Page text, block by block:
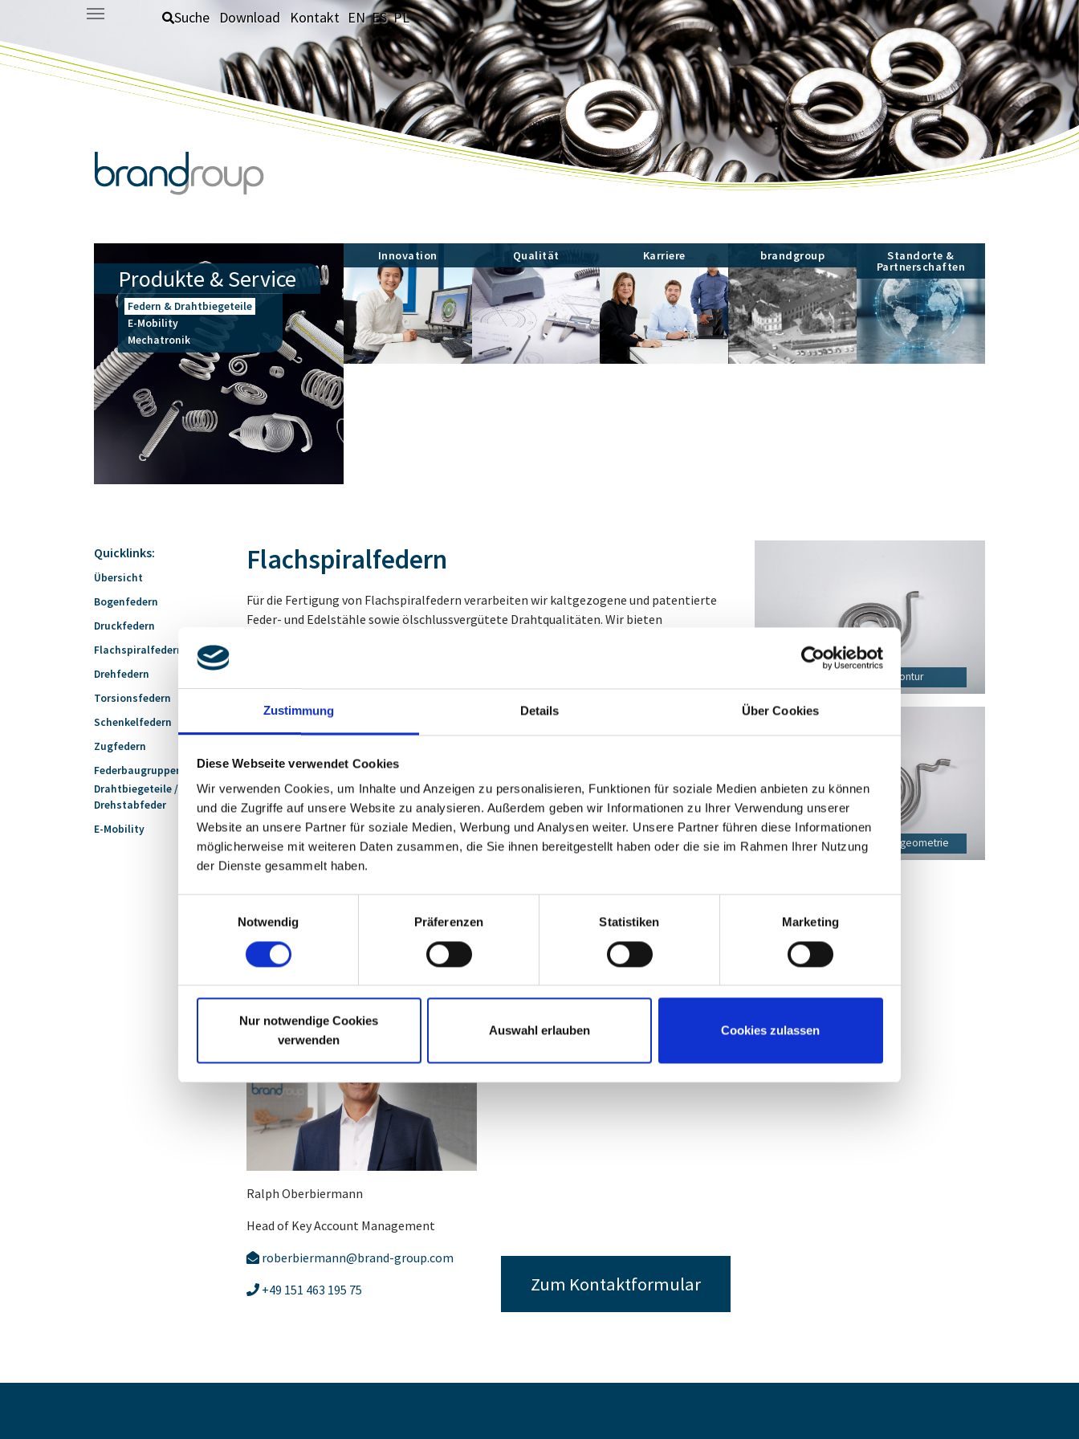
Zustimmung Details Über Cookies
Diese Webseite verwendet Cookies
Wir verwenden Cookies, um Inhalte und Anzeigen zu personalisieren, Funktionen für soziale Medien anbieten zu können
und die Zugriffe auf unsere Website zu analysieren. Außerdem geben wir Informationen zu Ihrer Verwendung unserer
Website an unsere Partner für soziale Medien, Werbung und Analysen weiter. Unsere Partner führen diese Informationen
möglicherweise mit weiteren Daten zusammen, die Sie ihnen bereitgestellt haben oder die sie im Rahmen Ihrer Nutzung
der Dienste gesammelt haben.
Notwendig
Präferenzen Statistiken Marketing
Nur notwendige Cookies
verwenden
Auswahl erlauben Cookies zulassen
Zum Hauptinhalt springen Suche Download Kontakt EN ES PL
Produkte & Service
Federn & Drahtbiegeteile
E-Mobility
Mechatronik
Innovation Qualität Karriere brandgroup Standorte &
Partnerschaften
Quicklinks:
Übersicht
Bogenfedern
Druckfedern
Flachspiralfedern
Drehfedern
Torsionsfedern
Schenkelfedern
Zugfedern
Federbaugruppen
Drahtbiegeteile /
Drehstabfeder
E-Mobility
Flachspiralfedern
Für die Fertigung von Flachspiralfedern verarbeiten wir kaltgezogene und patentierte
Feder- und Edelstähle sowie ölschlussvergütete Drahtqualitäten. Wir bieten
Feder mit zweiflächiger Innenkontur
Feder mit komplexer Schenkelgeometrie
Nehmen Sie gerne direkt Kontakt mit mir auf oder
senden Sie uns eine E-Mail über das Kontaktformular.
Ralph Oberbiermann
Head of Key Account Management
roberbiermann@brand-group.com
+49 151 463 195 75
Zum Kontaktformular